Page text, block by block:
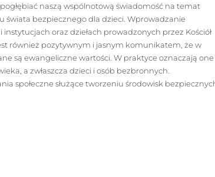
naszą wspólnotową świadomość na temat
świata bezpiecznego dla dzieci. Wprowadzanie
oraz dziełach prowadzonych przez Kościół
również pozytywnym i jasnym komunikatem, że w
są ewangeliczne wartości. W praktyce oznaczają one
a zwłaszcza dzieci i osób bezbronnych.
społeczne służące tworzeniu środowisk